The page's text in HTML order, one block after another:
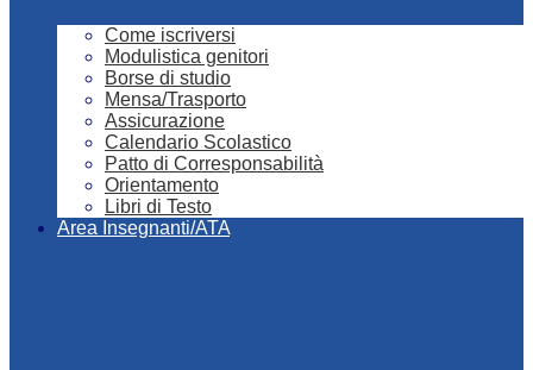
Come iscriversi
Modulistica genitori
Borse di studio
Mensa/Trasporto
Assicurazione
Calendario Scolastico
Patto di Corresponsabilità
Orientamento
Libri di Testo
Area Insegnanti/ATA